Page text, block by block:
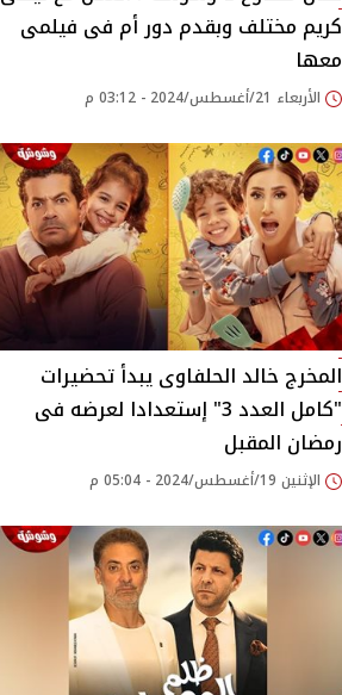
كريم مختلف وبقدم دور أم فى فيلمى
معها
الأربعاء 21/أغسطس/2024 - 03:12 م
المخرج خالد الحلفاوى يبدأ تحضيرات
"كامل العدد 3" إستعدادا لعرضه فى
رمضان المقبل
الإثنين 19/أغسطس/2024 - 05:04 م